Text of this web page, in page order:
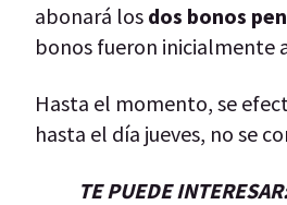
abonará los dos bonos
bonos fueron inicialmente
Hasta el momento, se
hasta el día jueves, no se
TE PUEDE